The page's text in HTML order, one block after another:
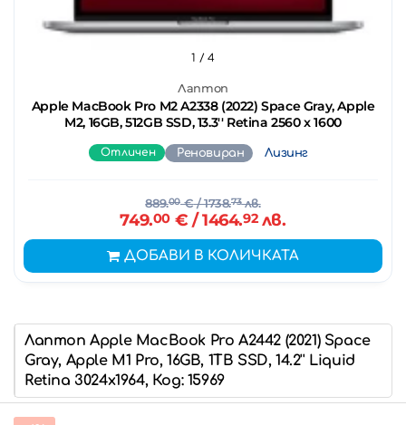
Лаптоп
Apple MacBook Pro M2 A2338 (2022) Space Gray, Apple
M2, 16GB, 512GB SSD, 13.3'' Retina 2560 x 1600
1 / 4
Отличен Реновиран Лизинг
889.00€/ 1738.73лв.
749.00€ / 1464.92лв.
ДОБАВИ В КОЛИЧКАТА
Лаптоп Apple MacBook Pro A2442 (2021) Space
Gray, Apple M1 Pro, 16GB, 1TB SSD, 14.2'' Liquid
Retina 3024x1964, Код: 15969